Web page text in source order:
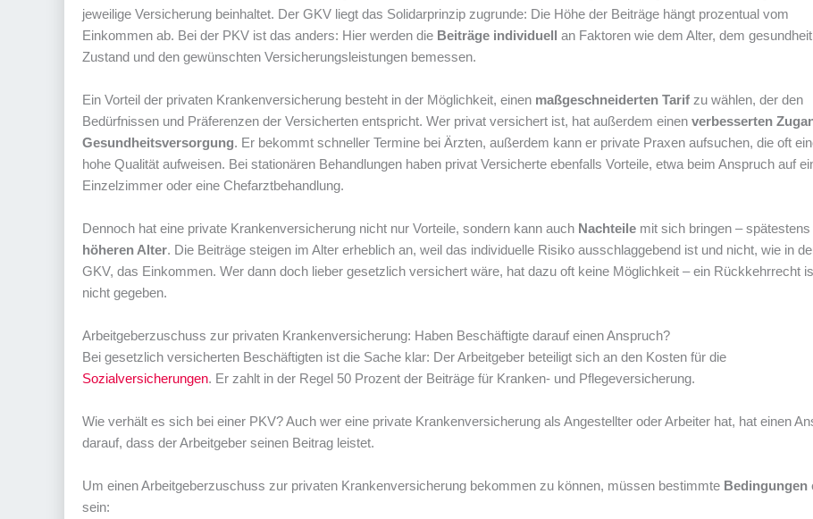
jeweilige Versicherung beinhaltet. Der GKV liegt das Solidarprinzip zugrunde: Die Höhe der Beiträge hängt prozentual vom
Einkommen ab. Bei der PKV ist das anders: Hier werden die Beiträge individuell an Faktoren wie dem Alter, dem
Zustand und den gewünschten Versicherungsleistungen bemessen.
Ein Vorteil der privaten Krankenversicherung besteht in der Möglichkeit, einen maßgeschneiderten Tarif zu wählen, der den
Bedürfnissen und Präferenzen der Versicherten entspricht. Wer privat versichert ist, hat außerdem einen verbesserten
Gesundheitsversorgung. Er bekommt schneller Termine bei Ärzten, außerdem kann er private Praxen aufsuchen, die oft
hohe Qualität aufweisen. Bei stationären Behandlungen haben privat Versicherte ebenfalls Vorteile, etwa beim Anspruch auf
Einzelzimmer oder eine Chefarztbehandlung.
Dennoch hat eine private Krankenversicherung nicht nur Vorteile, sondern kann auch Nachteile mit sich bringen – spätestens
höheren Alter. Die Beiträge steigen im Alter erheblich an, weil das individuelle Risiko ausschlaggebend ist und nicht, wie in
GKV, das Einkommen. Wer dann doch lieber gesetzlich versichert wäre, hat dazu oft keine Möglichkeit – ein Rückkehrrecht
nicht gegeben.
Arbeitgeberzuschuss zur privaten Krankenversicherung: Haben Beschäftigte darauf einen Anspruch?
Bei gesetzlich versicherten Beschäftigten ist die Sache klar: Der Arbeitgeber beteiligt sich an den Kosten für die
Sozialversicherungen. Er zahlt in der Regel 50 Prozent der Beiträge für Kranken- und Pflegeversicherung.
Wie verhält es sich bei einer PKV? Auch wer eine private Krankenversicherung als Angestellter oder Arbeiter hat, hat einen
darauf, dass der Arbeitgeber seinen Beitrag leistet.
Um einen Arbeitgeberzuschuss zur privaten Krankenversicherung bekommen zu können, müssen bestimmte Bedingungen
sein: